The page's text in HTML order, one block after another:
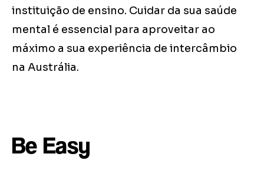
instituição de ensino. Cuidar da sua saúde
mental é essencial para aproveitar ao
máximo a sua experiência de intercâmbio
na Austrália.
Be Easy